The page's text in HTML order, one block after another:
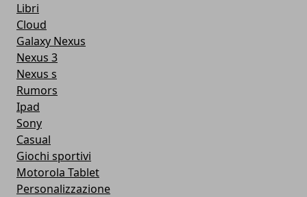
Libri
Cloud
Galaxy Nexus
Nexus 3
Nexus s
Rumors
Ipad
Sony
Casual
Giochi sportivi
Motorola Tablet
Personalizzazione